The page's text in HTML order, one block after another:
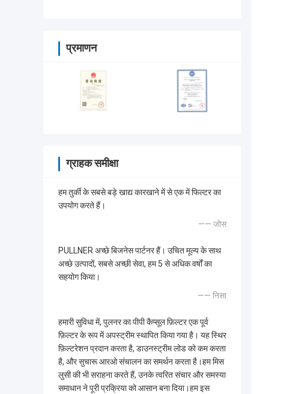
प्रमाणन
ग्राहक समीक्षा
हम तुर्की के सबसे बड़े खाद्य कारखाने में से एक में फिल्टर का
उपयोग करते हैं।
—— जोस
PULLNER अच्छे बिजनेस पार्टनर हैं। उचित मूल्य के साथ
अच्छे उत्पादों, सबसे अच्छी सेवा, हम 5 से अधिक वर्षों का
सहयोग किया।
—— निसा
हमारी सुविधा में, पुलनर का पीपी कैप्सूल फ़िल्टर एक पूर्व
फ़िल्टर के रूप में अपस्ट्रीम स्थापित किया गया है। यह स्थिर
फ़िल्टरेशन प्रदान करता है, डाउनस्ट्रीम लोड को कम करता
है, और सुचारू आरओ संचालन का समर्थन करता है।हम मिस
लुसी की भी सराहना करते हैं, उनके त्वरित संचार और समस्या
समाधान ने पूरी प्रक्रिया को आसान बना दिया।हम इस